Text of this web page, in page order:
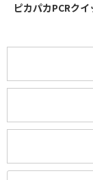
ピカパカPCRク